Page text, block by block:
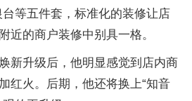
等五件套，标准化的装修让店
近的商户装修中别具一格。
新升级后，他明显感觉到店内商
红火。后期，他还将换上“知音